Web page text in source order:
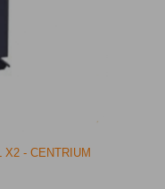
X2 - CENTRIUM